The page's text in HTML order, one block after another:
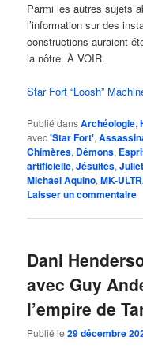
Parmi les autres sujets
l’information sur des
constructions auraient
la nôtre. À VOIR.
Star Fort “Loosh”
Publié dansArchéologie,
avec'Star Fort',
Chimères, Démons,
artificielle,Jésuites,
Michael Aquino,MK-
Laisser un commentaire
Dani
avec Guy
l’empire de
Publié le29 décembre